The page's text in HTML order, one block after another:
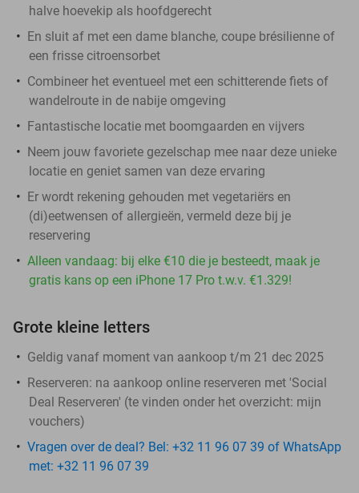
halve hoevekip als hoofdgerecht
En sluit af met een dame blanche, coupe brésilienne of
een frisse citroensorbet
Combineer het eventueel met een schitterende fiets of
wandelroute in de nabije omgeving
Fantastische locatie met boomgaarden en vijvers
Neem jouw favoriete gezelschap mee naar deze unieke
locatie en geniet samen van deze ervaring
Er wordt rekening gehouden met vegetariërs en
(di)eetwensen of allergieën, vermeld deze bij je
reservering
Alleen vandaag: bij elke €10 die je besteedt, maak je
gratis kans op een iPhone 17 Pro t.w.v. €1.329!
Grote kleine letters
Geldig vanaf moment van aankoop t/m 21 dec 2025
Reserveren: na aankoop online reserveren met 'Social
Deal Reserveren' (te vinden onder het overzicht: mijn
vouchers)
Vragen over de deal? Bel: +32 11 96 07 39 of WhatsApp
met: +32 11 96 07 39